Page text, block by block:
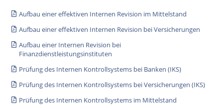
Aufbau einer effektiven Internen Revision im Mittelstand
Aufbau einer effektiven Internen Revision bei Versicherungen
Aufbau einer Internen Revision bei
Finanzdienstleistungsinstituten
Prüfung des Internen Kontrollsystems bei Banken (IKS)
Prüfung des Internen Kontrollsystems bei Versicherungen (IKS)
Prüfung des Internen Kontrollsystems im Mittelstand